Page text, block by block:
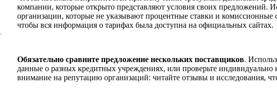
компании, которые открыто представляют условия своих предложений.
организации, которые не указывают процентные ставки и комиссионные
чтобы вся информация о тарифах была доступна на официальных сайтах.
Обязательно сравните предложение нескольких поставщиков.
данные о разных кредитных учреждениях, или проверьте
внимание на репутацию организаций: читайте отзывы и исследования,